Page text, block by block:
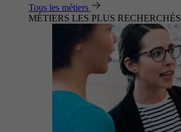
Tous les métiers
MÉTIERS LES PLUS RECHERCHÉS